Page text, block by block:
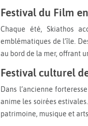
Festival du Film
Chaque été, Skiathos accueille un festival de cinéma en plein air, avec projections dans des lieux
emblématiques de l’île.
au bord de la mer, offrant
Festival culturel
Dans l’ancienne forteresse vénitienne du port, le Bourtzi,avec ses concerts, pièces de théâtre et expositions
anime les soirées
patrimoine, musique et